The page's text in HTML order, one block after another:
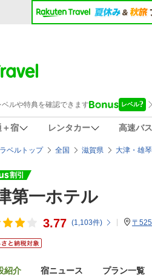
＋宿 レンタカー 高速バ
ベルトップ 全国 滋賀県 大津・雄
第一ホテル
3.77 (1,103件) 〒
紹介 宿ニュース プラン一覧